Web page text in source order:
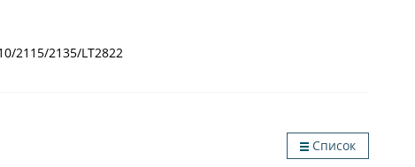
2115/2135/LT2822
Список